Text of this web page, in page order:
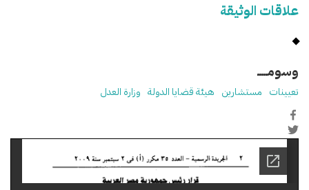
علاقات الوثيقة
وسومـــــ
تعيينات مستشارين هيئة قضايا الدولة وزارة العدل